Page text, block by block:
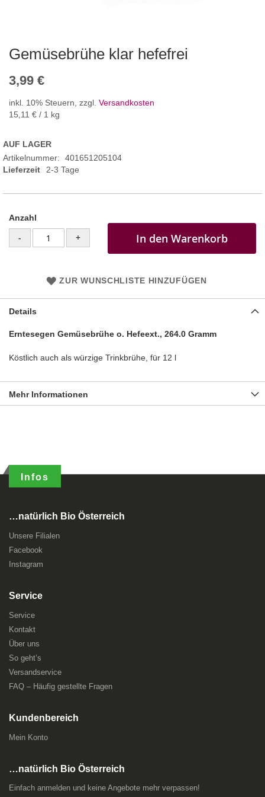
Gemüsebrühe klar hefefrei
3,99 €
inkl. 10% Steuern, zzgl. Versandkosten
15,11 € / 1 kg
AUF LAGER
Artikelnummer
401651205104
Lieferzeit
2-3 Tage
Anzahl
- + In den Warenkorb
ZUR WUNSCHLISTE HINZUFÜGEN
Details
Erntesegen Gemüsebrühe o. Hefeext., 264.0 Gramm
Köstlich auch als würzige Trinkbrühe, für 12 l
Mehr Informationen
Infos
…natürlich Bio Österreich
Unsere Filialen
Facebook
Instagram
Service
Service
Kontakt
Über uns
So geht’s
Versandservice
FAQ – Häufig gestellte Fragen
Kundenbereich
Mein Konto
…natürlich Bio Österreich
Einfach anmelden und keine Angebote mehr verpassen!